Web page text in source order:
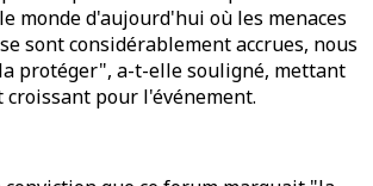
monde d'aujourd'hui où les menaces
sont considérablement accrues, nous
protéger", a-t-elle souligné, mettant
pour l'événement.